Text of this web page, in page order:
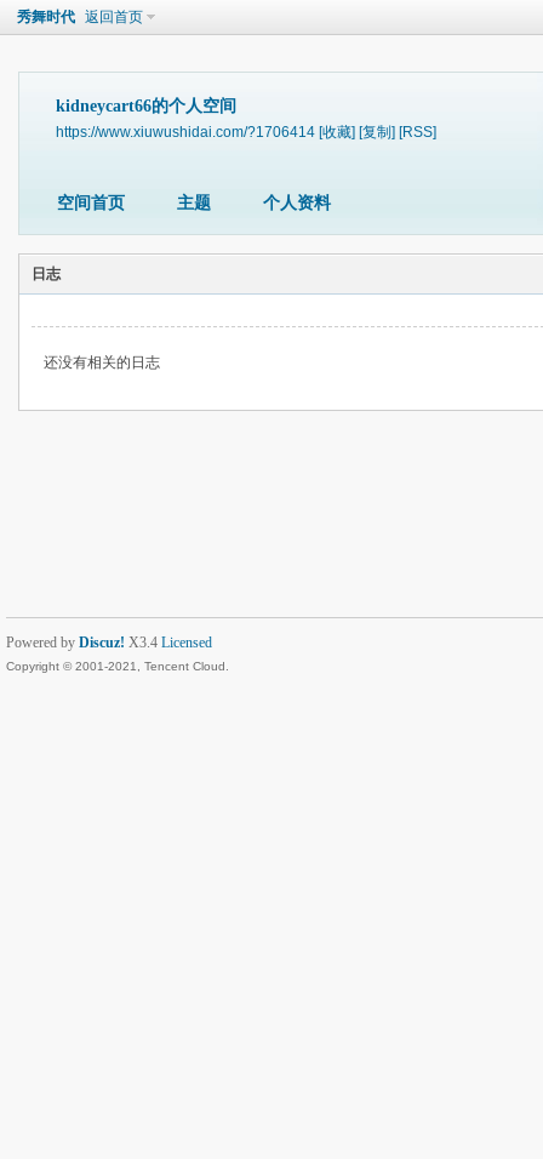
秀舞时代 返回首页
kidneycart66的个人空间
https://www.xiuwushidai.com/?1706414 [收藏] [复制] [RSS]
空间首页 主题 个人资料
日志
还没有相关的日志
Powered by Discuz! X3.4 Licensed
Copyright © 2001-2021, Tencent Cloud.